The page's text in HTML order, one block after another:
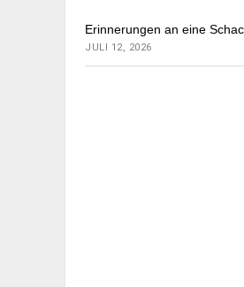
Erinnerungen an eine
JULI 12, 2026